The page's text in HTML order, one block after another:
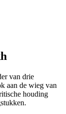
van drie
aan de wieg van
houding